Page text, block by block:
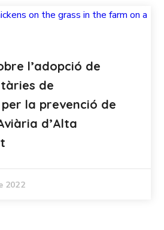
l’adopció de
de
la prevenció de
d’Alta
2022